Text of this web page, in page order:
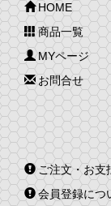
HOME
商品一覧
MYページ
お問合せ
ご注文・お支
会員登録につ